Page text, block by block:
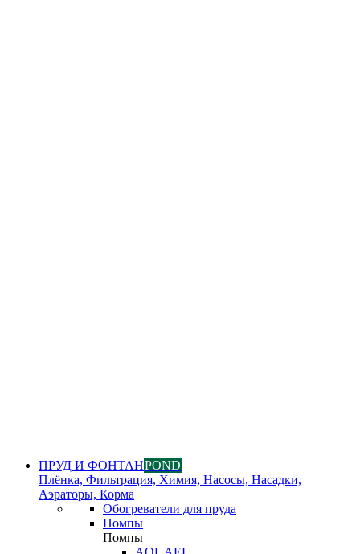
ПРУД И ФОНТАНPOND
Плёнка, Фильтрация, Химия, Насосы, Насадки,
Аэраторы, Корма
Обогреватели для пруда
Помпы
Помпы